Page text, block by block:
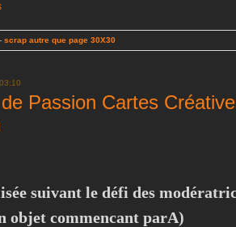
- scrap autre que page 30X30
Passion Cartes
suivant le défi des
objet commencant parA)